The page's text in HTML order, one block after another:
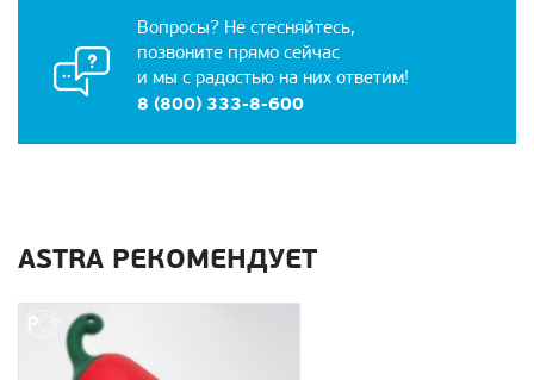
Вопросы? Не стесняйтесь,
позвоните прямо сейчас
и мы с радостью на них ответим!
8 (800) 333-8-600
ASTRA РЕКОМЕНДУЕТ